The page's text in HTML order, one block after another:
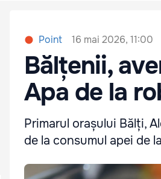
Point 16 mai 2026, 11:00
Bălțenii,
Apa de la
Primarul orașului Bălți,
de la consumul apei de